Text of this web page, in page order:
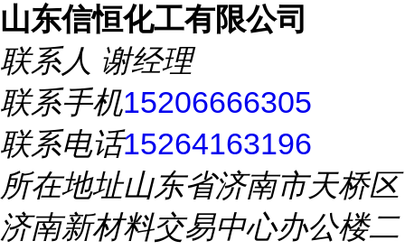
山东信恒化工有限公司
联系人 谢经理
联系手机15206666305
联系电话15264163196
所在地址山东省济南市天桥区
济南新材料交易中心办公楼二